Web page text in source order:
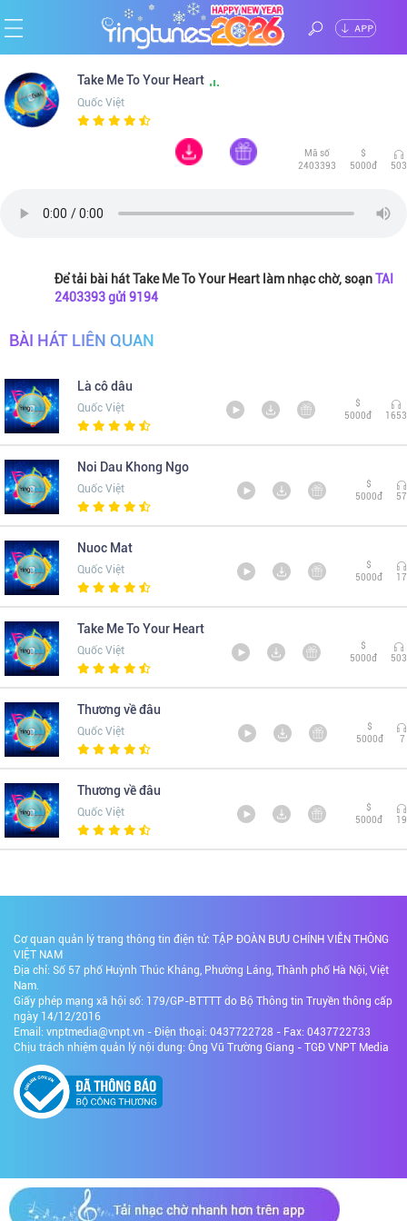
ĐĂNG
NHẬP
Trang
chủ
Ca
đề
Thể
Take Me To Your Heart
Quốc Việt
Mã số
2403393
$
5000đ
503
Để tải bài hát Take Me To Your Heart làm nhạc chờ, soạnTAI
2403393 gửi 9194
BÀI HÁT LIÊN QUAN
Là cô dâu
Quốc Việt
$
5000đ
1653
Noi Dau Khong Ngo
Quốc Việt
$
5000đ
57
Nuoc Mat
Quốc Việt
$
5000đ
17
Take Me To Your Heart
Quốc Việt
$
5000đ
503
Thương về đâu
Quốc Việt
$
5000đ
7
Thương về đâu
Quốc Việt
$
5000đ
19
Cơ quan quản lý trang thông tin điện tử: TẬP ĐOÀN BƯU CHÍNH VIỄN THÔNG
VIỆT NAM
Địa chỉ: Số 57 phố Huỳnh Thúc Kháng, Phường Láng, Thành phố Hà Nội, Việt
Nam.
Giấy phép mạng xã hội số: 179/GP-BTTTT do Bộ Thông tin Truyền thông cấp
ngày 14/12/2016
Email: vnptmedia@vnpt.vn - Điện thoại: 0437722728 - Fax: 0437722733
Chịu trách nhiệm quản lý nội dung: Ông Vũ Trường Giang - TGĐ VNPT Media